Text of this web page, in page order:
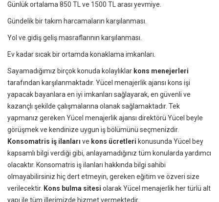
Günlük ortalama 850 TL ve 1500 TL arası yevmiye.
Gündelik bir takım harcamaların karşılanması.
Yol ve gidiş geliş masraflarının karşılanması.
Ev kadar sıcak bir ortamda konaklama imkanları.
Sayamadığımız birçok konuda kolaylıklar kons menejerleri
tarafından karşılanmaktadır. Yücel menajerlik ajansı kons işi
yapacak bayanlara en iyi imkanları sağlayarak, en güvenli ve
kazançlı şekilde çalışmalarına olanak sağlamaktadır. Tek
yapmanız gereken Yücel menajerlik ajansı direktörü Yücel beyle
görüşmek ve kendinize uygun iş bölümünü seçmenizdir.
Konsomatris iş ilanları ve kons ücretleri konusunda Yücel bey
kapsamlı bilgi verdiği gibi, anlayamadığınız tüm konularda yardımcı
olacaktır. Konsomatris iş ilanları hakkında bilgi sahibi
olmayabilirsiniz hiç dert etmeyin, gereken eğitim ve özveri size
verilecektir. Kons bulma sitesi olarak Yücel menajerlik her türlü alt
yapı ile tüm illerimizde hizmet vermektedir.